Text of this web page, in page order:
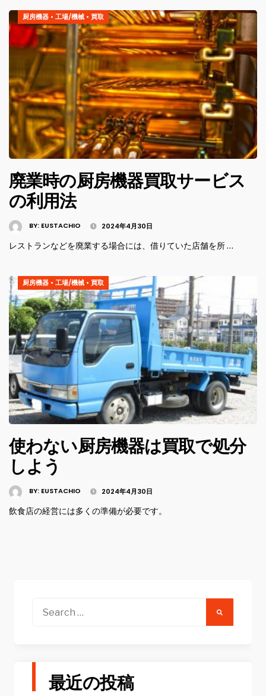
厨房機器 • 工場/機械 • 買取
廃業時の厨房機器買取サービス
の利用法
BY: EUSTACHIO 2024年4月30日
レストランなどを廃業する場合には、借りていた店舗を所 …
厨房機器 • 工場/機械 • 買取
使わない厨房機器は買取で処分
しよう
BY: EUSTACHIO 2024年4月30日
飲食店の経営には多くの準備が必要です。
Search
最近の投稿